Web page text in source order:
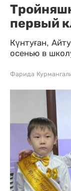
первый
Күнтуған,
осенью в
Фарида